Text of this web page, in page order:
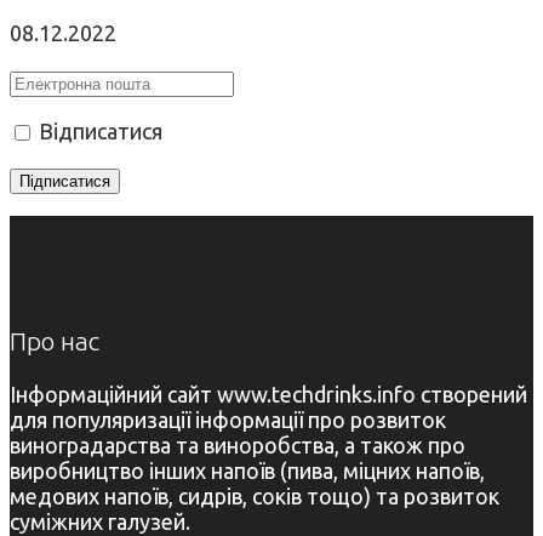
08.12.2022
Відписатися
Про нас
Інформаційний сайт www.techdrinks.info створений
для популяризації інформації про розвиток
виноградарства та виноробства, а також про
виробництво інших напоїв (пива, міцних напоїв,
медових напоїв, сидрів, соків тощо) та розвиток
суміжних галузей.